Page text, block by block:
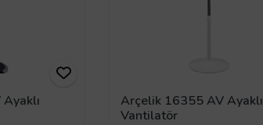
Arçelik 16355 AV Ayaklı
Vantilatör